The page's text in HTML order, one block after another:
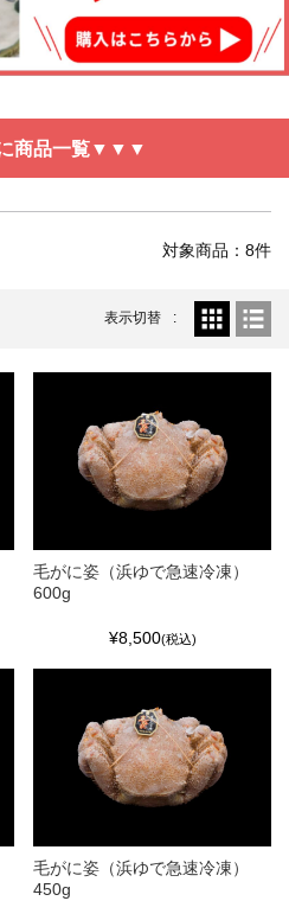
商品一覧▼▼▼
対象商品：8件
表示切替
毛がに姿（浜ゆで急速冷凍）
600g
¥8,500(税込)
毛がに姿（浜ゆで急速冷凍）
450g